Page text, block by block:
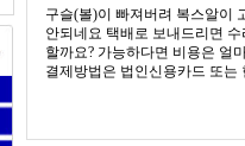
구슬(볼)이 빠져버려 복스알이
안되네요 택배로 보내드리면 수
할까요? 가능하다면 비용은 얼
결제방법은 법인신용카드 또는